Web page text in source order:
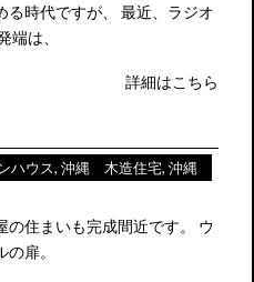
る時代ですが、 最近、ラジオ
端は、
詳細はこちら
ハウス,沖縄 木造住宅,沖縄
住まいも完成間近です。 ウ
扉。